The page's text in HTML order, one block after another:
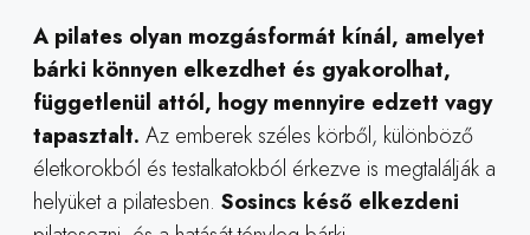
A pilates olyan mozgásformát kínál, amelyet
bárki könnyen elkezdhet és gyakorolhat,
függetlenül attól, hogy mennyire edzett vagy
tapasztalt. Az emberek széles körből, különböző
életkorokból és testalkatokból érkezve is megtalálják a
helyüket a pilatesben. Sosincs késő elkezdeni